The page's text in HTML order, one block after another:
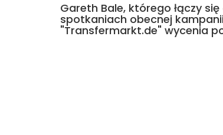
Gareth Bale, którego łączy
spotkaniach obecnej
"Transfermarkt.de" wycenia